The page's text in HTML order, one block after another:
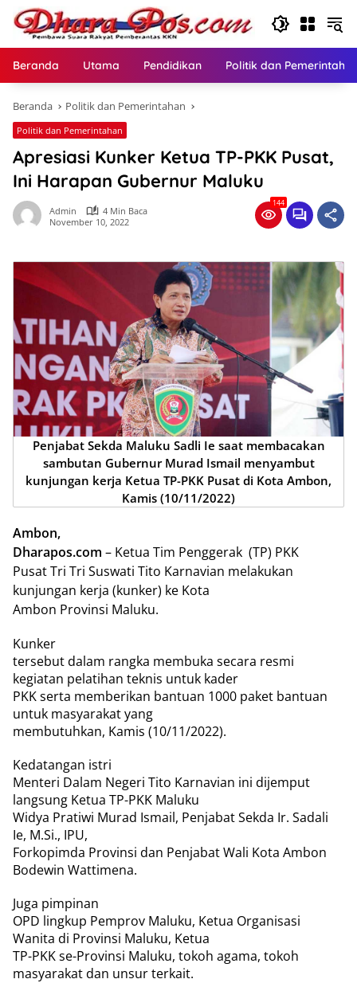
Langsung
konten
Beranda Utama Pendidikan Politik dan
Beranda Politik dan Pemerintahan
Politik dan Pemerintahan
Apresiasi Kunker Ketua TP-PKK Pusat,
Ini Harapan Gubernur Maluku
Admin
4 Min Baca
November 10, 2022
144
Penjabat Sekda Maluku Sadli Ie saat membacakan
sambutan Gubernur Murad Ismail menyambut
kunjungan kerja Ketua TP-PKK Pusat di Kota Ambon,
Kamis (10/11/2022)
Ambon,
Dharapos.com – Ketua Tim Penggerak (TP) PKK
Pusat Tri Tri Suswati Tito Karnavian melakukan
kunjungan kerja (kunker) ke Kota
Ambon Provinsi Maluku.
Kunker
tersebut dalam rangka membuka secara resmi
kegiatan pelatihan teknis untuk kader
PKK serta memberikan bantuan 1000 paket bantuan
untuk masyarakat yang
membutuhkan, Kamis (10/11/2022).
Kedatangan istri
Menteri Dalam Negeri Tito Karnavian ini dijemput
langsung Ketua TP-PKK Maluku
Widya Pratiwi Murad Ismail, Penjabat Sekda Ir. Sadali
Ie, M.Si., IPU,
Forkopimda Provinsi dan Penjabat Wali Kota Ambon
Bodewin Wattimena.
Juga pimpinan
OPD lingkup Pemprov Maluku, Ketua Organisasi
Wanita di Provinsi Maluku, Ketua
TP-PKK se-Provinsi Maluku, tokoh agama, tokoh
masyarakat dan unsur terkait.